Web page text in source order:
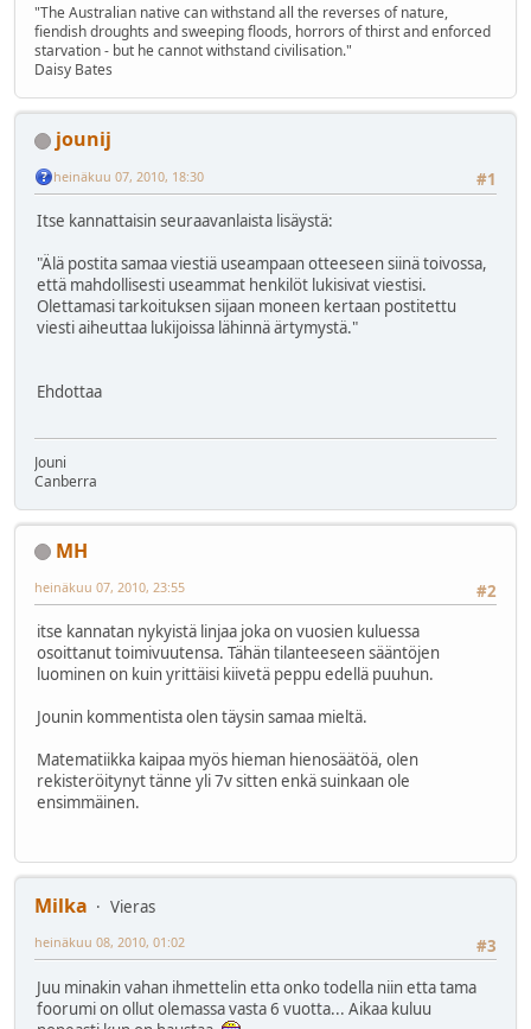
"The Australian native can withstand all the reverses of nature,
fiendish droughts and sweeping floods, horrors of thirst and enforced
starvation - but he cannot withstand civilisation."
Daisy Bates
jounij
#1
heinäkuu 07, 2010, 18:30
Itse kannattaisin seuraavanlaista lisäystä:
"Älä postita samaa viestiä useampaan otteeseen siinä toivossa,
että mahdollisesti useammat henkilöt lukisivat viestisi.
Olettamasi tarkoituksen sijaan moneen kertaan postitettu
viesti aiheuttaa lukijoissa lähinnä ärtymystä."
Ehdottaa
Jouni
Canberra
MH
#2
heinäkuu 07, 2010, 23:55
itse kannatan nykyistä linjaa joka on vuosien kuluessa
osoittanut toimivuutensa. Tähän tilanteeseen sääntöjen
luominen on kuin yrittäisi kiivetä peppu edellä puuhun.
Jounin kommentista olen täysin samaa mieltä.
Matematiikka kaipaa myös hieman hienosäätöä, olen
rekisteröitynyt tänne yli 7v sitten enkä suinkaan ole
ensimmäinen.
Milka
Vieras
#3
heinäkuu 08, 2010, 01:02
Juu minakin vahan ihmettelin etta onko todella niin etta tama
foorumi on ollut olemassa vasta 6 vuotta... Aikaa kuluu